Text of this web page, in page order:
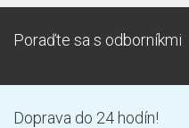
Poraďte sa s odborníkmi
Doprava do 24 hodín!